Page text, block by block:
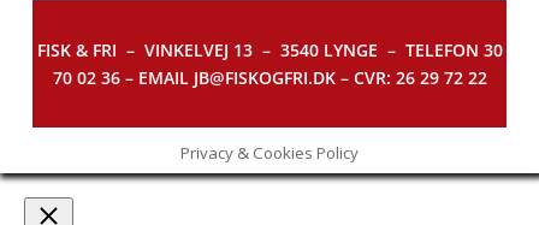
FISK & FRI – VINKELVEJ 13 – 3540 LYNGE – TELEFON 30
70 02 36 – EMAIL JB@FISKOGFRI.DK – CVR: 26 29 72 22
Privacy & Cookies Policy